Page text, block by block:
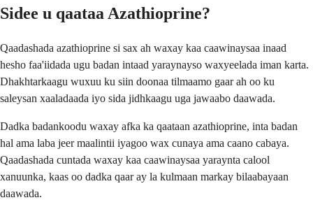
Sidee u qaataa Azathioprine?
Qaadashada azathioprine si sax ah waxay kaa caawinaysaa inaad
hesho faa'iidada ugu badan intaad yaraynayso waxyeelada iman karta.
Dhakhtarkaagu wuxuu ku siin doonaa tilmaamo gaar ah oo ku
saleysan xaaladaada iyo sida jidhkaagu uga jawaabo daawada.
Dadka badankoodu waxay afka ka qaataan azathioprine, inta badan
hal ama laba jeer maalintii iyagoo wax cunaya ama caano cabaya.
Qaadashada cuntada waxay kaa caawinaysaa yaraynta calool
xanuunka, kaas oo dadka qaar ay la kulmaan markay bilaabayaan
daawada.